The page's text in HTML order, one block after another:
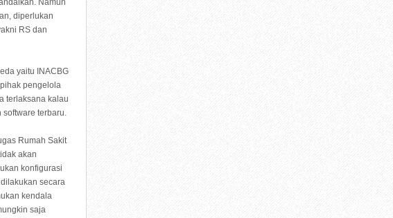
Namun
diperlukan
RS dan
yaitu INACBG
pengelola
terlaksana kalau
software terbaru.
Rumah Sakit
akan
konfigurasi
secara
kendala
saja